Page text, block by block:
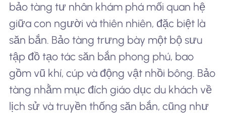
bảo tàng tư nhân khám phá mối quan hệ
giữa con người và thiên nhiên, đặc biệt là
săn bắn. Bảo tàng trưng bày một bộ sưu
tập đồ tạo tác săn bắn phong phú, bao
gồm vũ khí, cúp và động vật nhồi bông. Bảo
tàng nhằm mục đích giáo dục du khách về
lịch sử và truyền thống săn bắn, cũng như